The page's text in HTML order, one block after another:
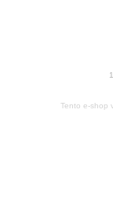
Tento e-shop